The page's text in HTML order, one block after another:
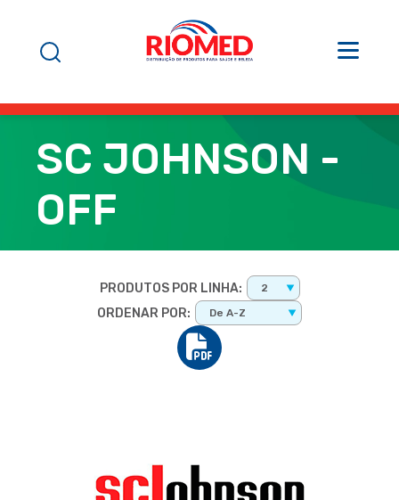
SC JOHNSON -
OFF
PRODUTOS POR LINHA: 2
ORDENAR POR: De A-Z